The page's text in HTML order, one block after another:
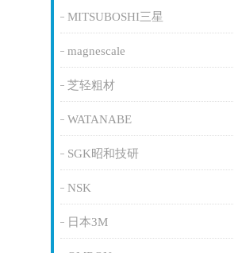
MITSUBOSHI三星
magnescale
芝轻粗材
WATANABE
SGK昭和技研
NSK
日本3M